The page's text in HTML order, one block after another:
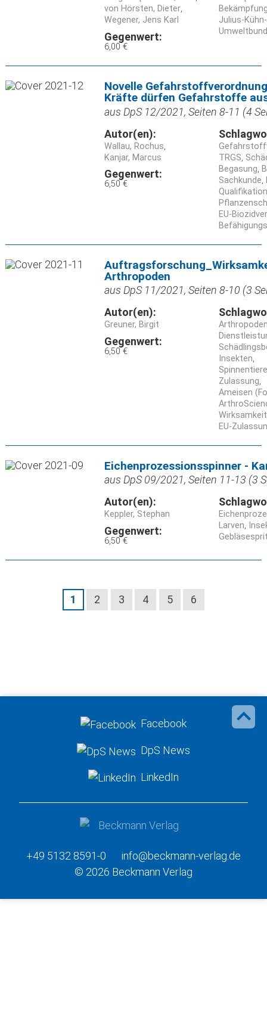
von Hörsten, Dieter
Wegener, Jens Karl
Gegenwert:
6,00 €
Julius-
Novelle
Kräfte dürfen Gefahrstoffe
aus DpS 12/2021, Seiten 8-11 (4
Autor(en):
Wallau, Rochus
Kanjar, Marcus
Gegenwert:
6,50 €
TRGS
Begasung
Sachkunde
Qualifikation
EU-
Arthropoden
aus DpS 11/2021, Seiten 8-10 (3
Autor(en):
Greuner, Birgit
Gegenwert:
6,50 €
Insekten
Zulassung
Ameisen
EU-
Eichenprozessionsspinner -
aus DpS 09/2021, Seiten 11-13 (3
Autor(en):
Keppler, Stephan
Gegenwert:
6,50 €
Larven
1 2 3 4 5 6
Facebook
DpS News
LinkedIn
+49 5132 8591-0
info@beckmann-verlag.de
© 2026 Beckmann Verlag